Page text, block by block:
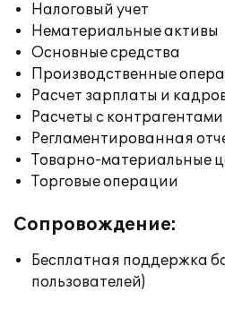
Налоговый учет
Нематериальные активы
Основные средства
Производственные
Расчет зарплаты и
Расчеты с контрагентами
Регламентированная
Товарно-материальные
Торговые операции
Сопровождение:
Бесплатная поддержка
пользователей)